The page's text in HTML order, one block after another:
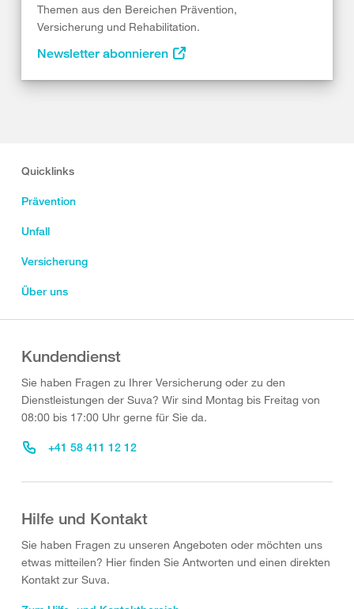
Themen aus den Bereichen Prävention,
Versicherung und Rehabilitation.
Newsletter abonnieren
Quicklinks
Prävention
Unfall
Versicherung
Über uns
Kundendienst
Sie haben Fragen zu Ihrer Versicherung oder zu den
Dienstleistungen der Suva? Wir sind Montag bis Freitag von
08:00 bis 17:00 Uhr gerne für Sie da.
+41 58 411 12 12
Hilfe und Kontakt
Sie haben Fragen zu unseren Angeboten oder möchten uns
etwas mitteilen? Hier finden Sie Antworten und einen direkten
Kontakt zur Suva.